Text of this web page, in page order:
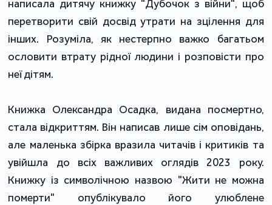
написала дитячу книжку "Дубочок з війни", щоб
перетворити свій досвід утрати на зцілення для
інших. Розуміла, як нестерпно важко багатьом
ословити втрату рідної людини і розповісти про
неї дітям.
Книжка Олександра Осадка, видана посмертно,
стала відкриттям. Він написав лише сім оповідань,
але маленька збірка вразила читачів і критиків та
увійшла до всіх важливих оглядів 2023 року.
Книжку із символічною назвою "Жити не можна
померти" опублікувало його улюблене